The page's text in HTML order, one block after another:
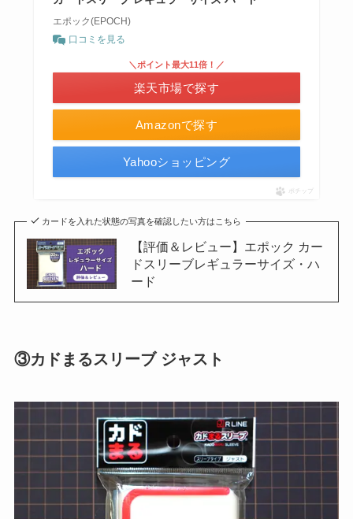
エポック(EPOCH)
口コミを見る
Amazonで探す
＼ポイント最大11倍！／
楽天市場で探す
Yahooショッピング
ポチップ
カードを入れた状態の写真を確認したい方はこちら
【評価＆レビュー】エポック カー
ドスリーブレギュラーサイズ・ハ
ード
③カドまるスリーブ ジャスト